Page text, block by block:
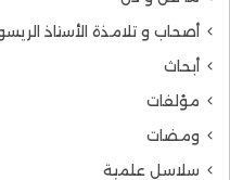
أصحاب و تلامذة الأستاذ
أبحاث
مؤلفات
ومضات
سلاسل علمية